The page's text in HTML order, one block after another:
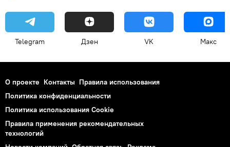
Telegram Дзен VK Макс
О проекте Контакты Правила использования
Политика конфиденциальности
Политика использования Cookie
Правила применения рекомендательных
технологий